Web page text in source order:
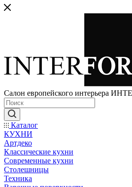
Салон европейского интерьера
Каталог
КУХНИ
Артдеко
Классические кухни
Современные кухни
Столешницы
Техника